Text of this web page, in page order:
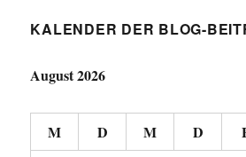
KALENDER DER BLOG-
August 2026
M D M D